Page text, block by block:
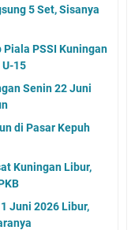
5 Set, Sisanya
PSSI Kuningan
15
Senin 22 Juni
di Pasar Kepuh
Kuningan Libur,
Juni 2026 Libur,